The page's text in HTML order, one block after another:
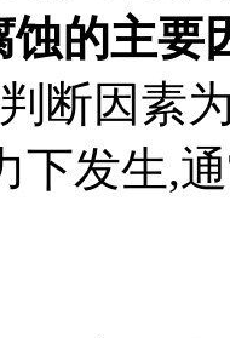
蚀的主要
断因素
下发生,